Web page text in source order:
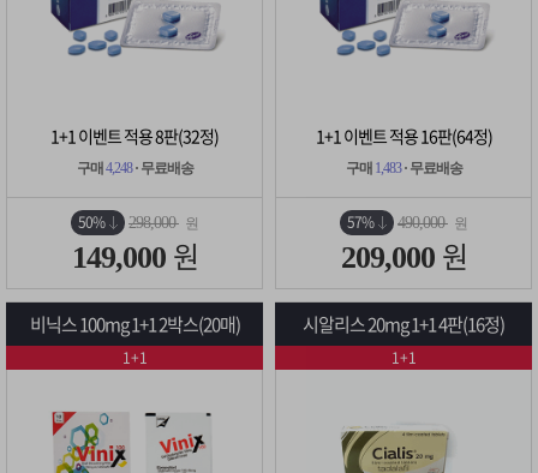
1+1 이벤트 적용 8판(32정)
구매 4,248· 무료배송
50% 298,000 원
149,000 원
1+1 이벤트 적용 16판(64정)
구매 1,483· 무료배송
57% 490,000 원
209,000 원
비닉스 100mg 1+1 2박스(20매)
1+1
시알리스 20mg 1+1 4판(16정)
1+1